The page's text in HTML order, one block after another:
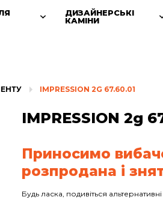
ДИЗАЙНЕРСЬКІ
КАМІНИ
IMPRESSION 2G 67.60.01
IMPRESSION 2g
Приносимо
розпродана і
Будь ласка, подивіться